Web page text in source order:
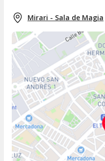
Mirari - Sala de Magia